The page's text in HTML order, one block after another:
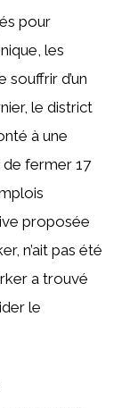
pour
les
d’un
le district
à une
fermer 17
proposée
n’ait pas été
a trouvé
le